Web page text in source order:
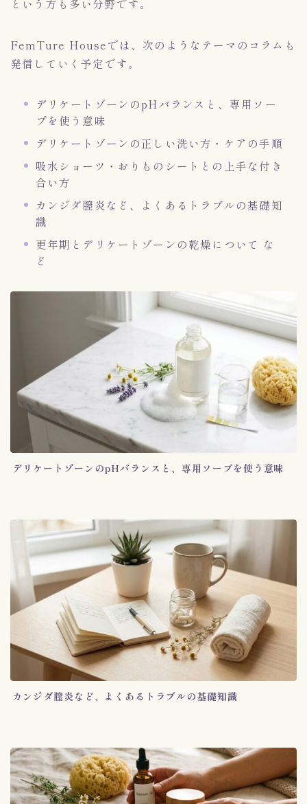
という方も多い分野です。
FemTure Houseでは、次のようなテーマのコラムも
発信していく予定です。
デリケートゾーンのpHバランスと、専用ソー
プを使う意味
デリケートゾーンの正しい洗い方・ケアの手順
吸水ショーツ・おりものシートとの上手な付き
合い方
カンジダ膣炎など、よくあるトラブルの基礎知
識
更年期とデリケートゾーンの乾燥について な
ど
デリケートゾーンのpHバランスと、専用ソープを使う意味
カンジダ膣炎など、よくあるトラブルの基礎知識